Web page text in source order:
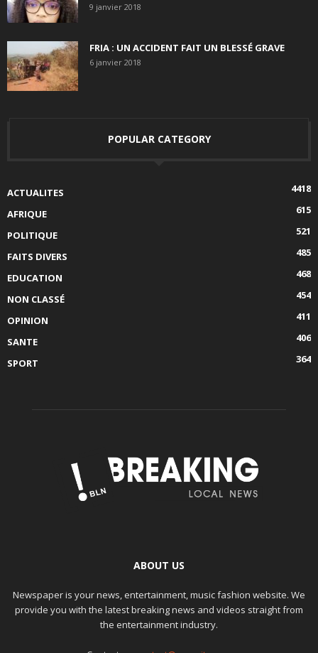
9 janvier 2018
FRIA : UN ACCIDENT FAIT UN BLESSÉ GRAVE
6 janvier 2018
POPULAR CATEGORY
ACTUALITES
4418
AFRIQUE
615
POLITIQUE
521
FAITS DIVERS
485
EDUCATION
468
NON CLASSÉ
454
OPINION
411
SANTE
406
SPORT
364
ABOUT US
Newspaper is your news, entertainment, music fashion website. We
provide you with the latest breaking news and videos straight from
the entertainment industry.